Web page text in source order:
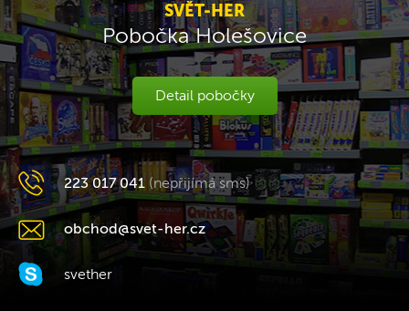
SVĚT-HER
Pobočka Holešovice
Detail pobočky
223 017 041 (nepřijímá sms)
obchod@svet-her.cz
svether